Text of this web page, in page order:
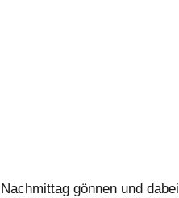
gönnen und dabei